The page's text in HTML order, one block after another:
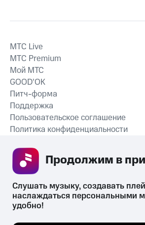
СКАЧАТЬ
MTС Live
MTС Premium
Мой МТС
GOOD’OK
Питч-форма
Поддержка
Пользовательское соглашение
Политика конфиденциальности
Слушать музыку, создавать
наслаждаться персональными
удобно!